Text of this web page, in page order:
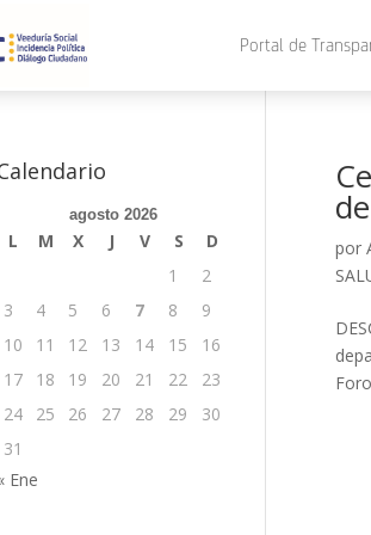
Portal de
por
agosto 2026
L M X J V S
D
1
2
3
4 5 6 7 8
9
10
11 12 13 14 15
16
17
18 19 20 21 22
23
24
25 26 27 28 29
30
31
Ene